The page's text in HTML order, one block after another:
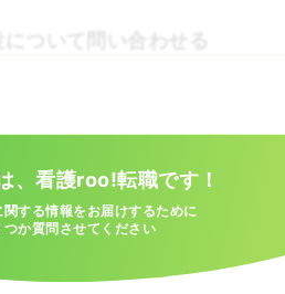
について問い合わせる
、看護roo!転職です！
関する情報をお届けするために
つか質問させてください